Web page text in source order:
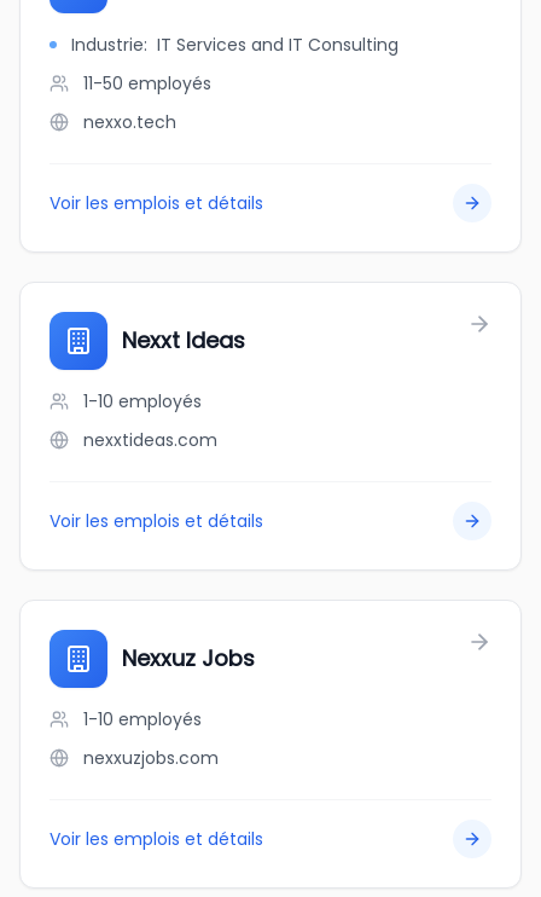
Industrie: IT Services and IT Consulting
11-50 employés
nexxo.tech
Voir les emplois et détails
Nexxt Ideas
1-10 employés
nexxtideas.com
Voir les emplois et détails
Nexxuz Jobs
1-10 employés
nexxuzjobs.com
Voir les emplois et détails